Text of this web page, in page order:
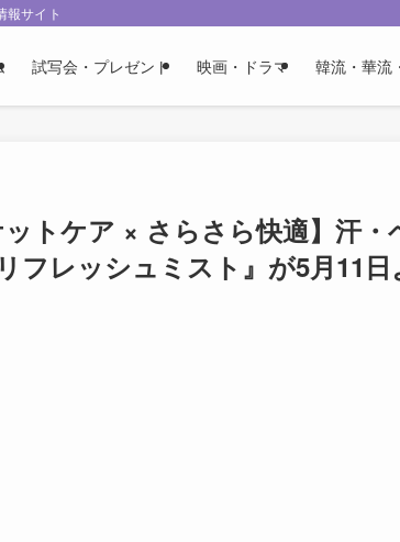
報サイト
試写会・プレゼント 映画・ドラマ 韓流・華流
ットケア × さらさら快適】汗
フレッシュミスト』が5月11日